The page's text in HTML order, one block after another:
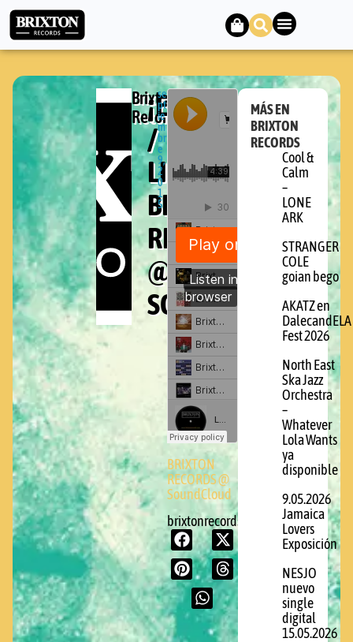
Brixton
Records
¡ESCUCHA!
/
LISTEN!
BRIXTON
RECORDS
@
SOUNDCLOUD
se
pt
ie
m
br
e
9,
2
0
1
5
BRIXTON
RECORDS @
SoundCloud
brixtonrecords.com
MÁS EN
BRIXTON
RECORDS
Cool &
Calm
–
LONE
ARK
STRANGER
COLE
goian bego
AKATZ en
DalecandELA
Fest 2026
North East
Ska Jazz
Orchestra
–
Whatever
Lola Wants
ya
disponible
9.05.2026
Jamaica
Lovers
Exposición
NESJO
nuevo
single
digital
15.05.2026